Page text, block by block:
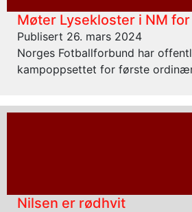
Møter Lysekloster i NM
Publisert 26. mars 2024
Norges Fotballforbund har
kampoppsettet for første
Nilsen er rødhvit